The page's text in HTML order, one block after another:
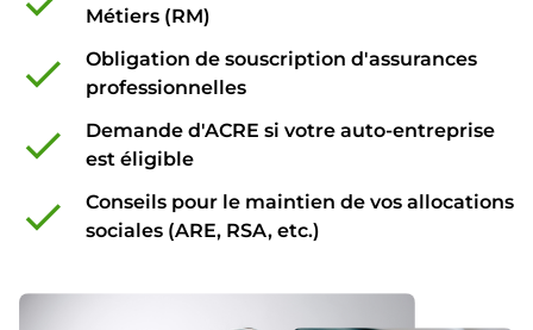
Métiers (RM)
check
Obligation de souscription d'assurances
professionnelles
check
Demande d'ACRE si votre auto-entreprise
est éligible
check
Conseils pour le maintien de vos allocations
sociales (ARE, RSA, etc.)